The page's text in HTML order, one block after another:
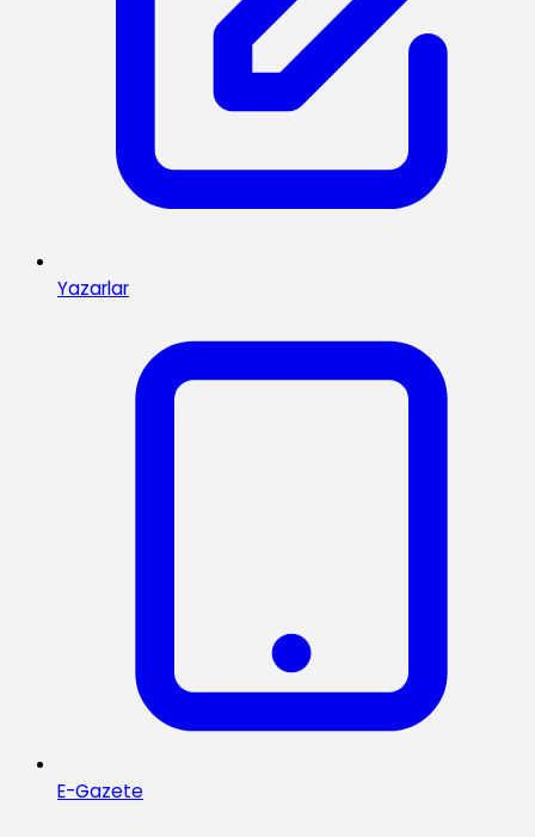
Yazarlar
E-Gazete